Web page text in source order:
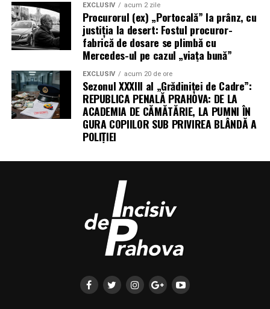
EXCLUSIV acum 2 zile
Procurorul (ex) „Portocală” la prânz, cu
justiția la desert: Fostul procuror-
fabrică de dosare se plimbă cu
Mercedes-ul pe cazul „viața bună”
EXCLUSIV acum 20 de ore
Sezonul XXXIII al „Grădiniței de Cadre”:
REPUBLICA PENALĂ PRAHOVA: DE LA
ACADEMIA DE CĂMĂTĂRIE, LA PUMNI ÎN
GURA COPIILOR SUB PRIVIREA BLÂNDĂ A
POLIȚIEI